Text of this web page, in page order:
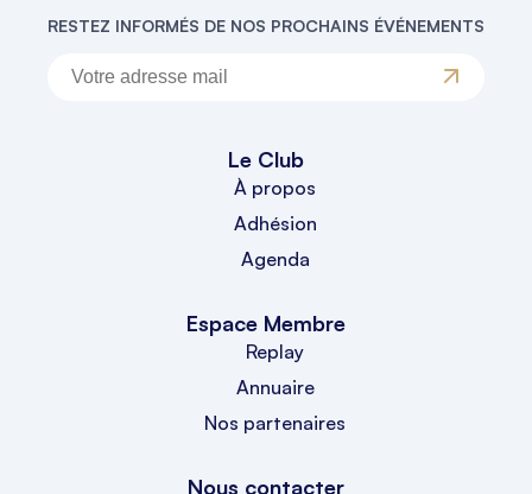
RESTEZ INFORMÉS DE NOS PROCHAINS ÉVÉNEMENTS
Le Club
À propos
Adhésion
Agenda
Espace Membre
Replay
Annuaire
Nos partenaires
Nous contacter